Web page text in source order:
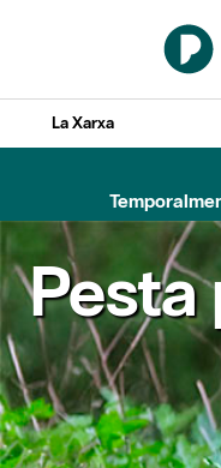
Salta al contingut principal
La Xarxa
Pesta